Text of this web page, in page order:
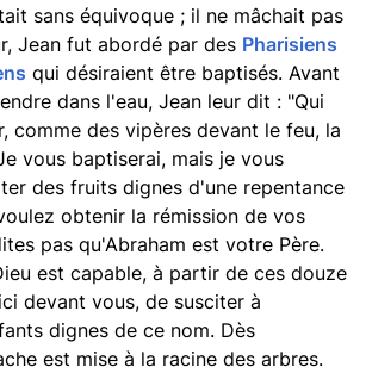
sans équivoque ; il ne mâchait pas
Jean fut abordé par des Pharisiens
qui désiraient être baptisés. Avant
dans l'eau, Jean leur dit : "Qui
comme des vipères devant le feu, la
vous baptiserai, mais je vous
des fruits dignes d'une repentance
obtenir la rémission de vos
pas qu'Abraham est votre Père.
est capable, à partir de ces douze
devant vous, de susciter à
dignes de ce nom. Dès
est mise à la racine des arbres.